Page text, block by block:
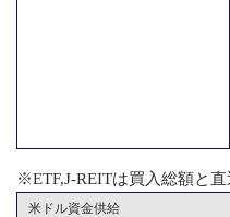
※ETF,J-REITは買入総額と
米ドル資金供給